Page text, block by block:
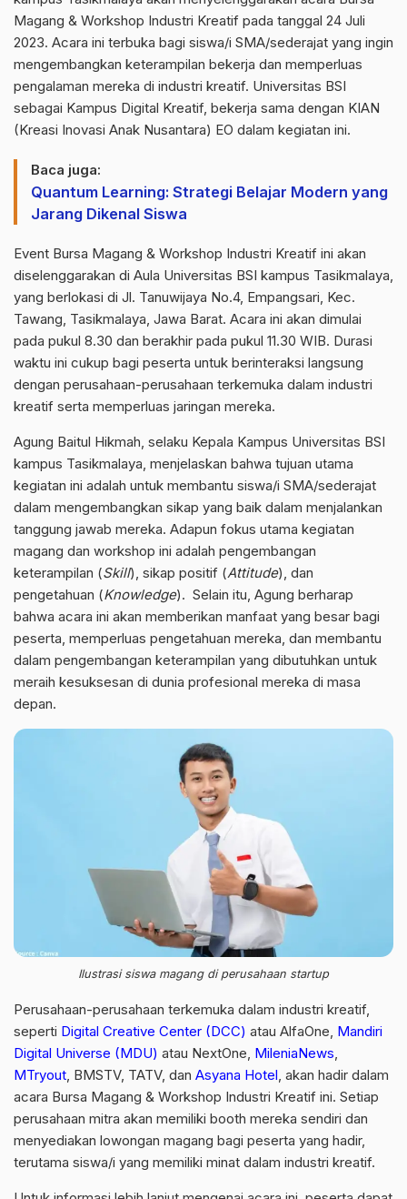
Magang & Workshop Industri Kreatif pada tanggal 24 Juli
2023. Acara ini terbuka bagi siswa/i SMA/sederajat yang ingin
mengembangkan keterampilan bekerja dan memperluas
pengalaman mereka di industri kreatif. Universitas BSI
sebagai Kampus Digital Kreatif, bekerja sama dengan KIAN
(Kreasi Inovasi Anak Nusantara) EO dalam kegiatan ini.
Baca juga:
Quantum Learning: Strategi Belajar Modern yang
Jarang Dikenal Siswa
Event Bursa Magang & Workshop Industri Kreatif ini akan
diselenggarakan di Aula Universitas BSI kampus Tasikmalaya,
yang berlokasi di Jl. Tanuwijaya No.4, Empangsari, Kec.
Tawang, Tasikmalaya, Jawa Barat. Acara ini akan dimulai
pada pukul 8.30 dan berakhir pada pukul 11.30 WIB. Durasi
waktu ini cukup bagi peserta untuk berinteraksi langsung
dengan perusahaan-perusahaan terkemuka dalam industri
kreatif serta memperluas jaringan mereka.
Agung Baitul Hikmah, selaku Kepala Kampus Universitas BSI
kampus Tasikmalaya, menjelaskan bahwa tujuan utama
kegiatan ini adalah untuk membantu siswa/i SMA/sederajat
dalam mengembangkan sikap yang baik dalam menjalankan
tanggung jawab mereka. Adapun fokus utama kegiatan
magang dan workshop ini adalah pengembangan
keterampilan (Skill), sikap positif (Attitude), dan
pengetahuan (Knowledge). Selain itu, Agung berharap
bahwa acara ini akan memberikan manfaat yang besar bagi
peserta, memperluas pengetahuan mereka, dan membantu
dalam pengembangan keterampilan yang dibutuhkan untuk
meraih kesuksesan di dunia profesional mereka di masa
depan.
Ilustrasi siswa magang di perusahaan startup
Perusahaan-perusahaan terkemuka dalam industri kreatif,
seperti Digital Creative Center (DCC) atau AlfaOne, Mandiri
Digital Universe (MDU) atau NextOne, MileniaNews,
MTryout, BMSTV, TATV, dan Asyana Hotel, akan hadir dalam
acara Bursa Magang & Workshop Industri Kreatif ini. Setiap
perusahaan mitra akan memiliki booth mereka sendiri dan
menyediakan lowongan magang bagi peserta yang hadir,
terutama siswa/i yang memiliki minat dalam industri kreatif.